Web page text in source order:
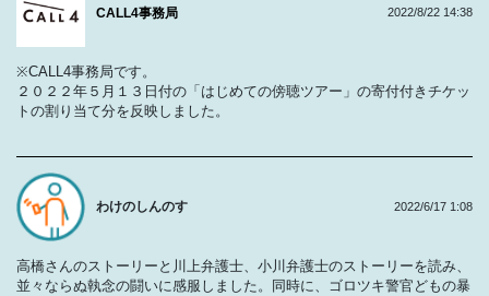
CALL4事務局
※CALL4事務局です。
２０２２年５月１３日付の「はじめての傍聴ツアー」の寄付付きチケッ
トの割り当て分を反映しました。
2022/8/22 14:38
わけのしんのす
高橋さんのストーリーと川上弁護士、小川弁護士のストーリーを読み、
並々ならぬ執念の闘いに感服しました。同時に、ゴロツキ警官どもの暴
2022/6/17 1:08